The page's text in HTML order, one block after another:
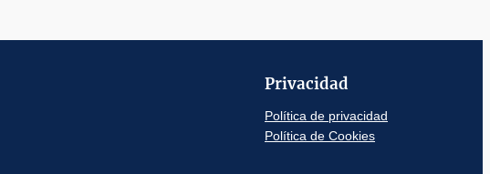
Privacidad
Política de privacidad
Política de Cookies